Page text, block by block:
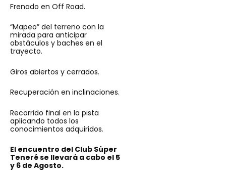
Frenado en Off Road.
“Mapeo” del terreno con la
mirada para anticipar
obstáculos y baches en el
trayecto.
Giros abiertos y cerrados.
Recuperación en inclinaciones.
Recorrido final en la pista
aplicando todos los
conocimientos adquiridos.
El encuentro del Club Súper
Teneré se llevará a cabo el 5
y 6 de Agosto.